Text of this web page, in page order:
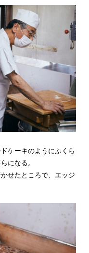
ケーキのようにふくら
になる。
せたところで、エッジ